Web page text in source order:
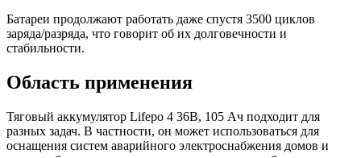
Батареи продолжают работать даже спустя 3500 циклов
заряда/разряда, что говорит об их долговечности и
стабильности.
Область применения
Тяговый аккумулятор Lifepo 4 36В, 105 Ач подходит для
разных задач. В частности, он может использоваться для
оснащения систем аварийного электроснабжения домов и